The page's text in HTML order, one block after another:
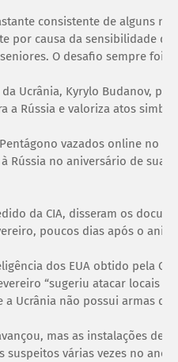
consistente de alguns na
por causa da sensibilidade da
O desafio sempre foi a
Ucrânia, Kyrylo Budanov,
a Rússia e valoriza atos
vazados online no
Rússia no aniversário de sua
da CIA, disseram os
poucos dias após o
dos EUA obtido pela
“sugeriu atacar locais
a Ucrânia não possui armas
mas as instalações de
várias vezes no ano